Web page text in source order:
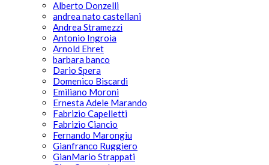
Alberto Donzelli
andrea nato castellani
Andrea Stramezzi
Antonio Ingroia
Arnold Ehret
barbara banco
Dario Spera
Domenico Biscardi
Emiliano Moroni
Ernesta Adele Marando
Fabrizio Capelletti
Fabrizio Ciancio
Fernando Marongiu
Gianfranco Ruggiero
GianMario Strappati